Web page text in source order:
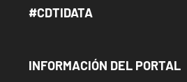
Menú Footer #Cdtidata
#CDTIDATA
Menu Footer Información del
INFORMACIÓN DEL PORTAL